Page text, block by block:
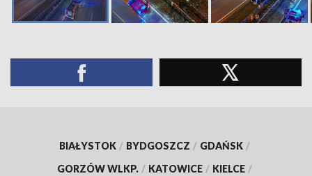
BIAŁYSTOK / BYDGOSZCZ / GDAŃSK /
GORZÓW WLKP. / KATOWICE / KIELCE /